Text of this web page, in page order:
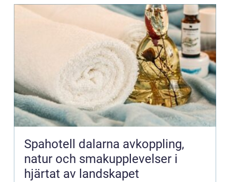
Spahotell dalarna avkoppling,
natur och smakupplevelser i
hjärtat av landskapet